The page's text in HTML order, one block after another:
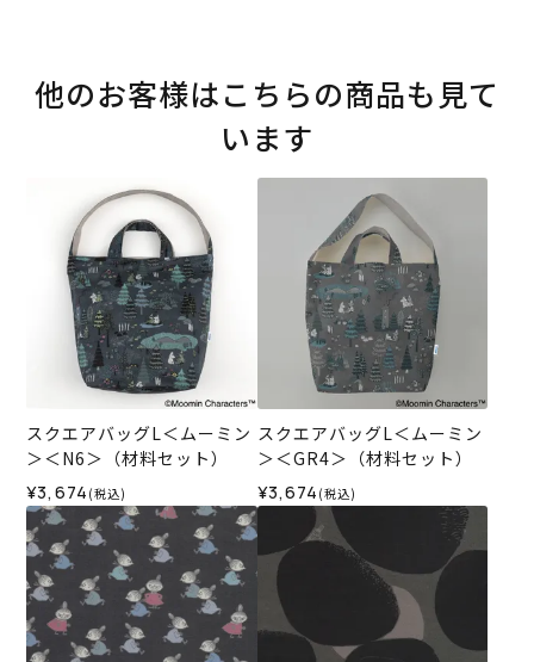
他のお客様はこちらの商品も見て
います
スクエアバッグL＜ムーミン
＞＜N6＞（材料セット）
¥3,674 (税込)
スクエアバッグL＜ムーミン
＞＜GR4＞（材料セット）
¥3,674 (税込)